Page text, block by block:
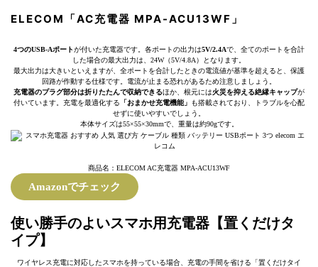
ELECOM「AC充電器 MPA-ACU13WF」
4つのUSB-Aポートが付いた充電器です。各ポートの出力は5V/2.4Aで、全てのポートを合計
した場合の最大出力は、24W（5V/4.8A）となります。
最大出力は大きいといえますが、全ポートを合計したときの電流値が基準を超えると、保護
回路が作動する仕様です。電流が止まる恐れがあるため注意しましょう。
充電器のプラグ部分は折りたたんで収納できるほか、根元には火災を抑える絶縁キャップが
付いています。充電を最適化する 「おまかせ充電機能」
も搭載されており、トラブルを心配
せずに使いやすいでしょう。
本体サイズは55×55×30mmで、重量は約90gです。
商品名：ELECOM AC充電器 MPA-ACU13WF
Amazonでチェック
使い勝手のよいスマホ用充電器【置くだけタ
イプ】
ワイヤレス充電に対応したスマホを持っている場合、充電の手間を省ける「置くだけタイ